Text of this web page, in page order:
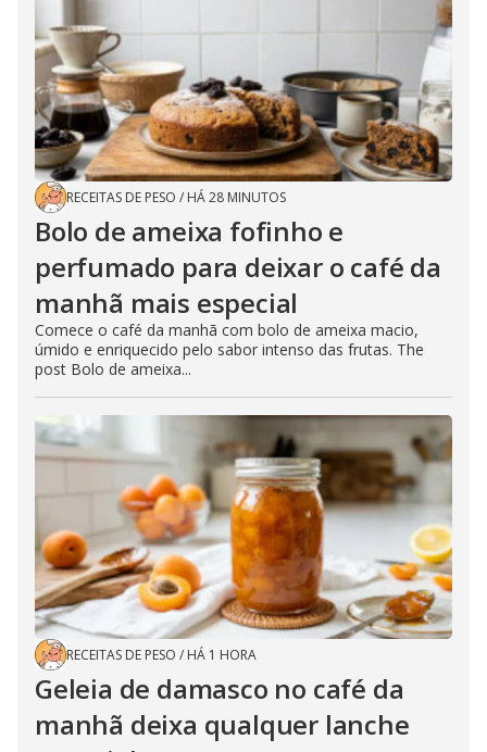
RECEITAS DE PESO / HÁ 28 MINUTOS
Bolo de ameixa fofinho e
perfumado para deixar o café da
manhã mais especial
Comece o café da manhã com bolo de ameixa macio,
úmido e enriquecido pelo sabor intenso das frutas. The
post Bolo de ameixa...
RECEITAS DE PESO / HÁ 1 HORA
Geleia de damasco no café da
manhã deixa qualquer lanche